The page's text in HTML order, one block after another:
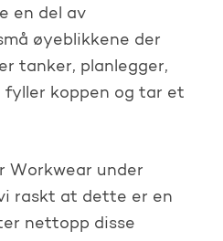
en del av
øyeblikkene der
tanker, planlegger,
fyller koppen og tar et
Workwear under
raskt at dette er en
nettopp disse